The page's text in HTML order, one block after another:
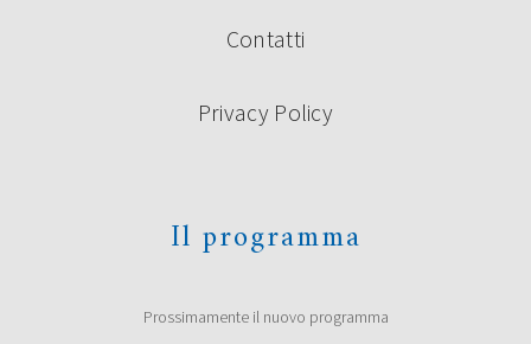
Contatti
Privacy Policy
Il programma
Prossimamente il nuovo programma